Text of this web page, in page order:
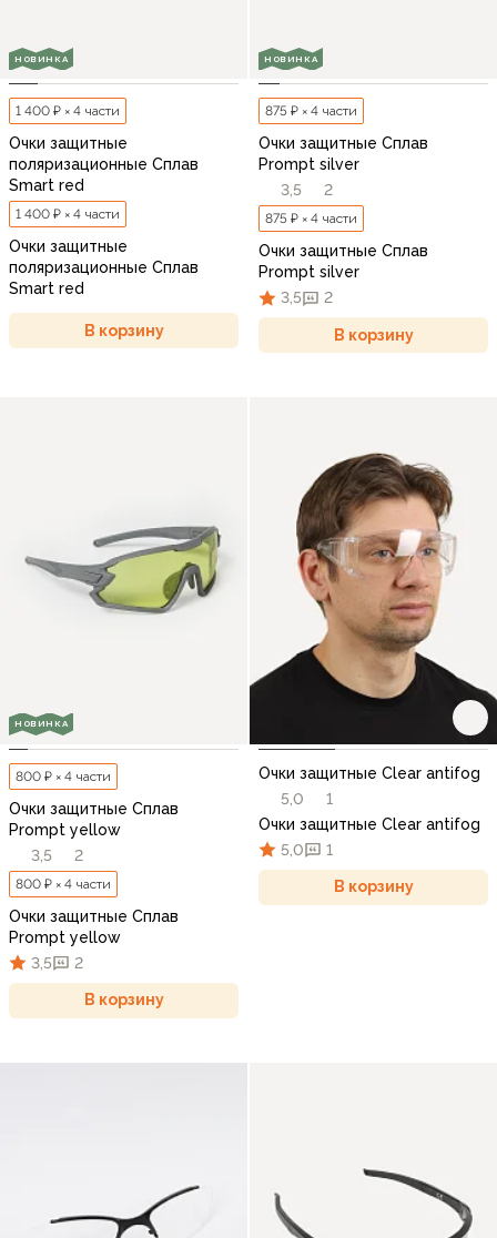
НОВИНКА
1 400 ₽ × 4 части
Очки защитные
поляризационные Сплав
Smart red
1 400 ₽ × 4 части
Очки защитные
поляризационные Сплав
Smart red
В корзину
НОВИНКА
875 ₽ × 4 части
Очки защитные Сплав
Prompt silver
3,5
2
875 ₽ × 4 части
Очки защитные Сплав
Prompt silver
3,5
2
В корзину
НОВИНКА
800 ₽ × 4 части
Очки защитные Сплав
Prompt yellow
3,5
2
800 ₽ × 4 части
Очки защитные Сплав
Prompt yellow
3,5
2
В корзину
Очки защитные Clear antifog
5,0
1
Очки защитные Clear antifog
5,0
1
В корзину